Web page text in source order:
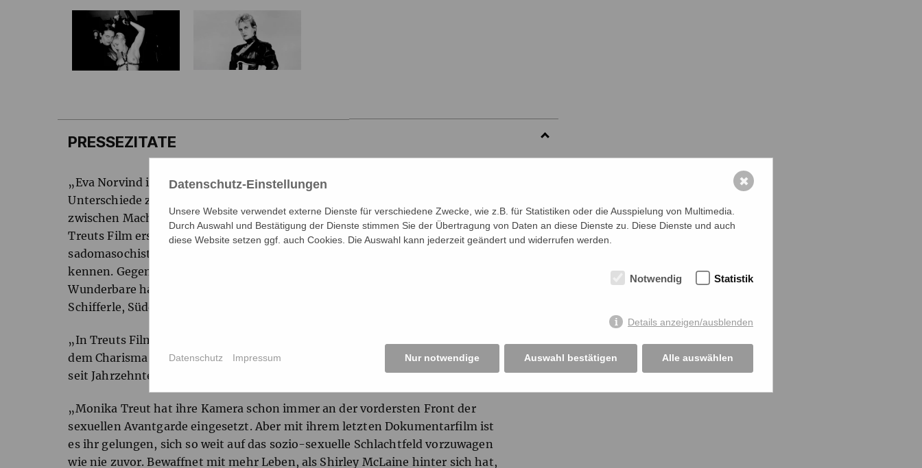
PRESSEZITATE
„Eva Norvind ist eine Amazone, bei der sich die Gegensätze aufheben: die
Unterschiede zwischen Subjekt und Objekt, zwischen Spiel und Wirklichkeit,
zwischen Machismo und Feminismus erweisen sich nur als Schattierungen. In
Treuts Film erscheint sie als ein weiblicher Citizen Kane des
sadomasochistischen Velvet Underground, und wir lernen auch ihr Rosebud
kennen. Gegen die Perfektion ihrer Mutter habe sie sich aufgelehnt, gegen das
Wunderbare habe sie rebelliert, mit einer Poesie der Perversion.“ (Hans
Schifferle, Süddeutsche Zeitung)
„In Treuts Film trägt die sexuelle Provokation fast umstürzlerische Züge. Mit
dem Charisma einer Hohepriesterin macht die Norvind den eigenen Körper
seit Jahrzehnten zum Instrument der Überschreitung.“ (Tip Berlin)
„Monika Treut hat ihre Kamera schon immer an der vordersten Front der
sexuellen Avantgarde eingesetzt. Aber mit ihrem letzten Dokumentarfilm ist
es ihr gelungen, sich so weit auf das sozio-sexuelle Schlachtfeld vorzuwagen
wie nie zuvor. Bewaffnet mit mehr Leben, als Shirley McLaine hinter sich hat,
Datenschutz-Einstellungen
Unsere Website verwendet externe Dienste für verschiedene Zwecke, wie z.B. für Statistiken oder die Ausspielung von Multimedia.
Durch Auswahl und Bestätigung der Dienste stimmen Sie der Übertragung von Daten an diese Dienste zu. Diese Dienste und auch
diese Website setzen ggf. auch Cookies. Die Auswahl kann jederzeit geändert und widerrufen werden.
Notwendig Statistik
Details anzeigen/ausblenden
Nur notwendige Auswahl bestätigen Alle auswählen
Datenschutz Impressum
✖